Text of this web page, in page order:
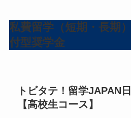
私費留学（短期・長期
付型奨学金
トビタテ！留学JAPAN
【高校生コース】